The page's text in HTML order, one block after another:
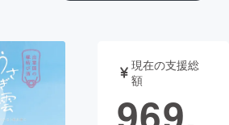
ー・ガジェット ゲーム・サ
書籍・雑誌
現在の支援総
額